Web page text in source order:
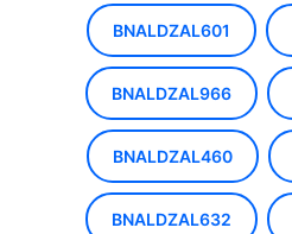
BNALDZAL601
BNALDZAL966
BNALDZAL460
BNALDZAL632